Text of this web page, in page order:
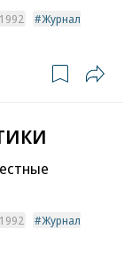
Журнал
Журнал